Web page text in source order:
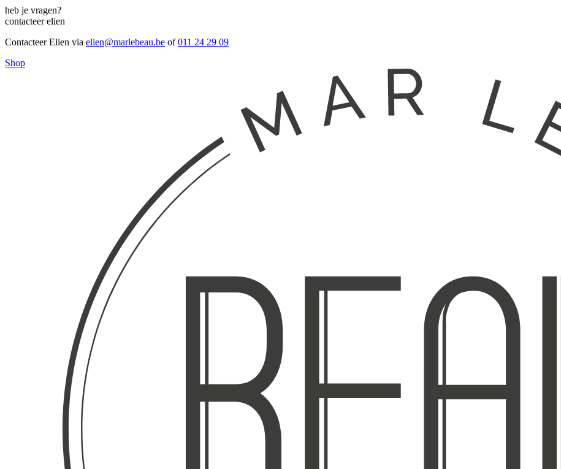
heb je vragen?
contacteer elien
Contacteer Elien via elien@marlebeau.be of011 24 29 09
Shop